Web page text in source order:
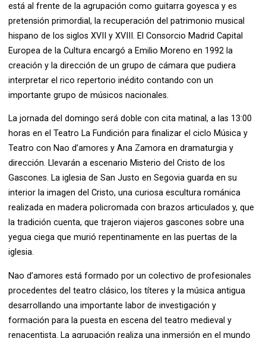
está al frente de la agrupación como guitarra goyesca y es
pretensión primordial, la recuperación del patrimonio musical
hispano de los siglos XVII y XVIII. El Consorcio Madrid Capital
Europea de la Cultura encargó a Emilio Moreno en 1992 la
creación y la dirección de un grupo de cámara que pudiera
interpretar el rico repertorio inédito contando con un
importante grupo de músicos nacionales.
La jornada del domingo será doble con cita matinal, a las 13:00
horas en el Teatro La Fundición para finalizar el ciclo Música y
Teatro con Nao d’amores y Ana Zamora en dramaturgia y
dirección. Llevarán a escenario Misterio del Cristo de los
Gascones. La iglesia de San Justo en Segovia guarda en su
interior la imagen del Cristo, una curiosa escultura románica
realizada en madera policromada con brazos articulados y, que
la tradición cuenta, que trajeron viajeros gascones sobre una
yegua ciega que murió repentinamente en las puertas de la
iglesia.
Nao d’amores está formado por un colectivo de profesionales
procedentes del teatro clásico, los títeres y la música antigua
desarrollando una importante labor de investigación y
formación para la puesta en escena del teatro medieval y
renacentista. La agrupación realiza una inmersión en el mundo